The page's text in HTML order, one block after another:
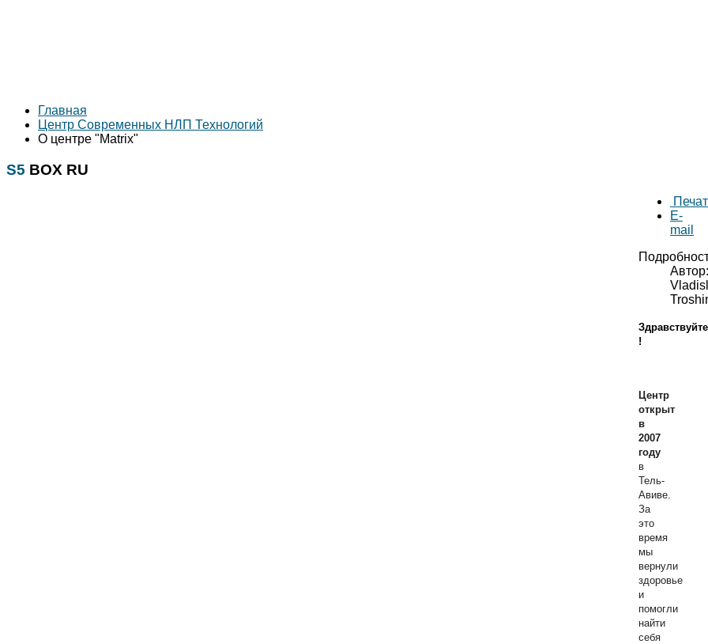
Главная
Центр Современных НЛП Технологий
О центре "Matrix"
S5 BOX RU
E-
mail
Автор:
Здравствуйте
!
Центр
открыт
в
2007
году
в
Тель-
Авиве.
За
это
время
мы
вернули
здоровье
и
помогли
найти
себя